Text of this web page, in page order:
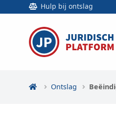
Hulp bij ontslag
Ontslag